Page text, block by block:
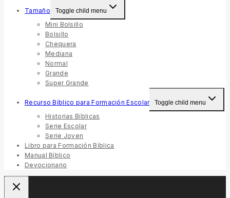
Tamaño Toggle child menu
Mini Bolsillo
Bolsillo
Chequera
Mediana
Normal
Grande
Super Grande
Recurso Bíblico para Formación Escolar Toggle child menu
Historias Bíblicas
Serie Escolar
Serie Joven
Libro para Formación Bíblica
Manual Bíblico
Devocionario